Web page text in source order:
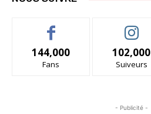
144,000
Fans
102,000
Suiveurs
- Publicité -